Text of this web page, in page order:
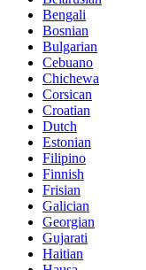
Bengali
Bosnian
Bulgarian
Cebuano
Chichewa
Corsican
Croatian
Dutch
Estonian
Filipino
Finnish
Frisian
Galician
Georgian
Gujarati
Haitian